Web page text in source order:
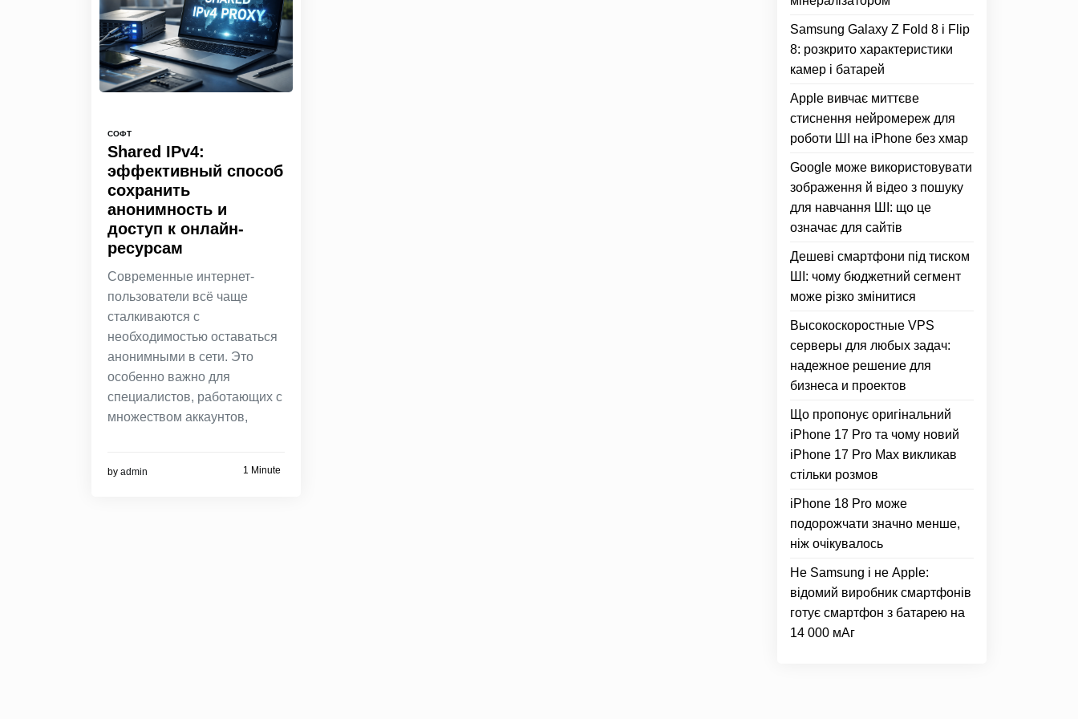
СОФТ
Shared IPv4:
эффективный способ
сохранить
анонимность и
доступ к онлайн-
ресурсам
Современные интернет-
пользователи всё чаще
сталкиваются с
необходимостью оставаться
анонимными в сети. Это
особенно важно для
специалистов, работающих с
множеством аккаунтов,
by admin 1 Minute
Samsung Galaxy Z Fold 8 і Flip
8: розкрито характеристики
камер і батарей
Apple вивчає миттєве
стиснення нейромереж для
роботи ШІ на iPhone без хмар
Google може використовувати
зображення й відео з пошуку
для навчання ШІ: що це
означає для сайтів
Дешеві смартфони під тиском
ШІ: чому бюджетний сегмент
може різко змінитися
Высокоскоростные VPS
серверы для любых задач:
надежное решение для
бизнеса и проектов
Що пропонує оригінальний
iPhone 17 Pro та чому новий
iPhone 17 Pro Max викликав
стільки розмов
iPhone 18 Pro може
подорожчати значно менше,
ніж очікувалось
Не Samsung і не Apple:
відомий виробник смартфонів
готує смартфон з батарею на
14 000 мАг